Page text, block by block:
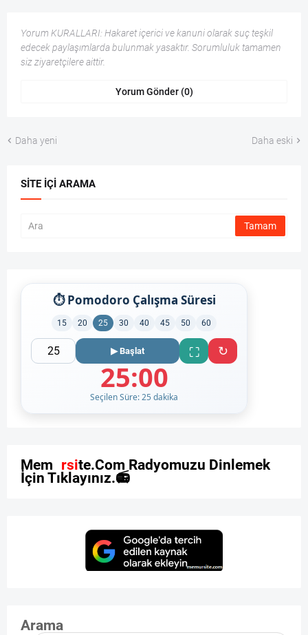
Yorum KURALLARI: Hakaret içerici ve kanuni olarak suç teşkil
edecek paylaşımlarda bulunmak yasaktır. Sorumluluk tamamen
siz ziyaretçilere aittir.
Yorum Gönder (0)
Daha yeni Daha eski
SITE İÇI ARAMA
⏱ Pomodoro Çalışma Süresi
15 20 25 30 40 45 50 60
▶ Başlat ⛶ ↻
25:00
Seçilen Süre: 25 dakika
Mem rsite.Com Radyomuzu Din emek
İçin Tı k ayınız.
Arama